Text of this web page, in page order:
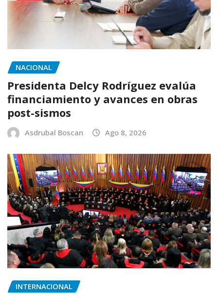
NACIONAL
Presidenta Delcy Rodríguez evalúa
financiamiento y avances en obras
post-sismos
Asdrubal Boscan Ago 8, 2026
INTERNACIONAL